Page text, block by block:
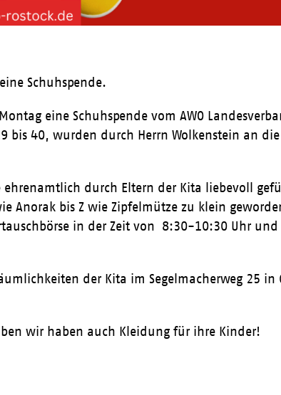
Schuhspende.
eine Schuhspende vom AWO
bis 40, wurden durch Herrn Wolkenstein an die
durch Eltern der Kita liebevoll
Anorak bis Z wie Zipfelmütze zu klein
in der Zeit von 8:30-10:30 Uhr und
der Kita im Segelmacherweg 25 in
wir haben auch Kleidung für ihre Kinder!